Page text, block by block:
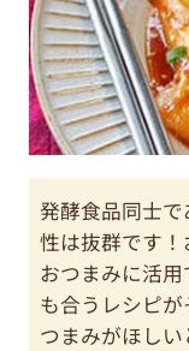
発酵食品同士
性は抜群です
おつまみに活
も合うレシピ
つまみがほしい